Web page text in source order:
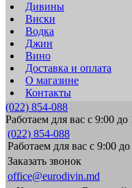
Дивины
Виски
Водка
Джин
Вино
Доставка и оплата
О магазине
Контакты
(022) 854-088
Работаем для вас с 9:00 до
(022) 854-088
Работаем для вас с 9:00
Заказать звонок
office@eurodivin.md